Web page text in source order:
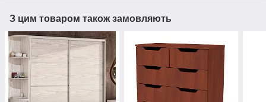
З цим товаром також замовляють